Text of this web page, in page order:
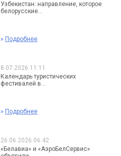
Узбекистан: направление, которое
белорусские...
» Подробнее
8.07.2026 11:11
Календарь туристических
фестивалей в...
» Подробнее
26.06.2026 06:42
«Белавиа» и «АэроБелСервис»